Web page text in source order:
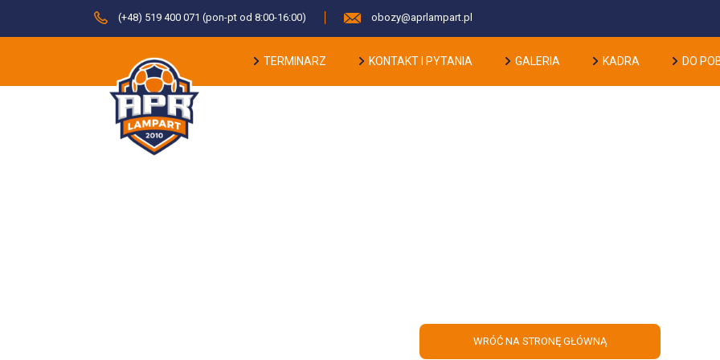
(+48) 519 400 071 (pon-pt od 8:00-16:00) obozy@aprlampart.pl
TERMINARZ KONTAKT I PYTANIA GALERIA KADRA DO
WRÓĆ NA STRONĘ GŁÓWNĄ